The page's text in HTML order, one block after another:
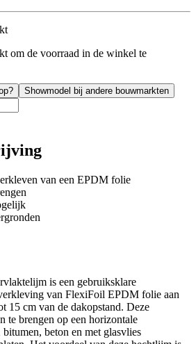
om de voorraad in de winkel te
Showmodel bij andere bouwmarkten
van een EPDM folie
is een gebruiksklare
van FlexiFoil EPDM folie aan
15 cm van de dakopstand. Deze
te brengen op een horizontale
beton en met glasvlies